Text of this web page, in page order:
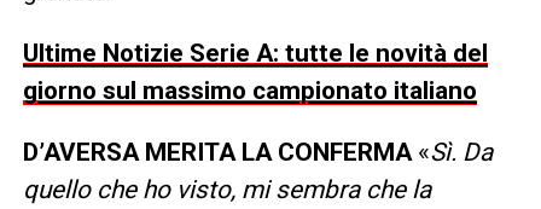
Ultime Notizie Serie A: tutte le novità del
giorno sul massimo campionato italiano
D’AVERSA MERITA LA CONFERMA«Sì. Da
quello che ho visto, mi sembra che la